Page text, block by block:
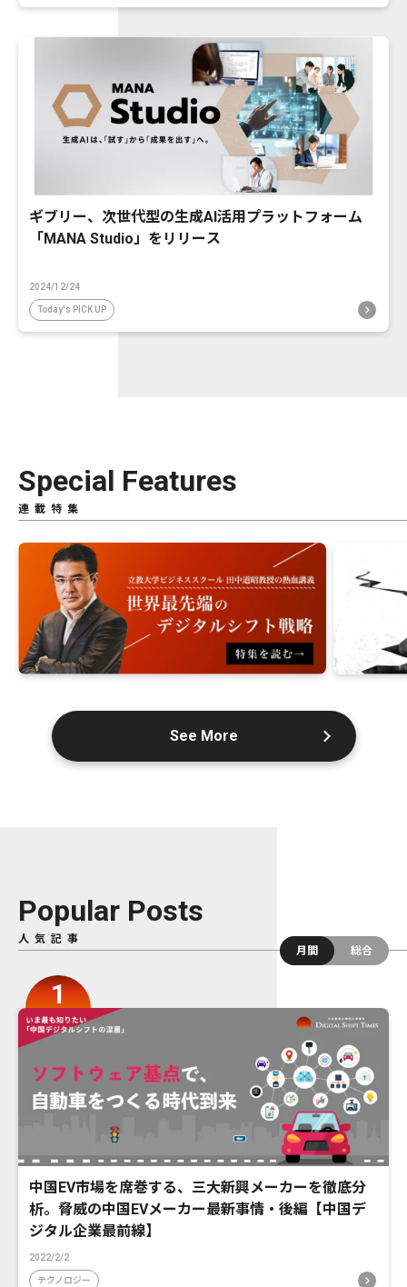
ギブリー、次世代型の生成AI活用プラットフォーム
「MANA Studio」をリリース
2024/12/24
Today's PICK UP
Special Features
連載特集
See More
Popular Posts
人気記事
月間
総合
中国EV市場を席巻する、三大新興メーカーを徹底分
析。脅威の中国EVメーカー最新事情・後編【中国デ
ジタル企業最前線】
2022/2/2
テクノロジー